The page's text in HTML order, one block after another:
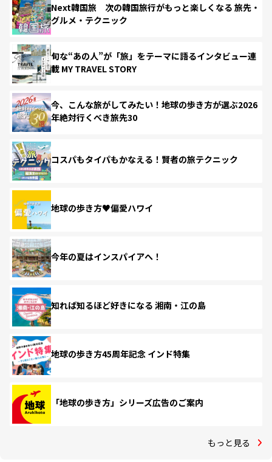
Next韓国旅 次の韓国旅行がもっと楽しくなる 旅先・
グルメ・テクニック
旬な“あの人”が「旅」をテーマに語るインタビュー連
載 MY TRAVEL STORY
今、こんな旅がしてみたい！地球の歩き方が選ぶ2026
年絶対行くべき旅先30
コスパもタイパもかなえる！賢者の旅テクニック
地球の歩き方♥偏愛ハワイ
今年の夏はインスパイアへ！
知れば知るほど好きになる 湘南・江の島
地球の歩き方45周年記念 インド特集
「地球の歩き方」シリーズ広告のご案内
もっと見る